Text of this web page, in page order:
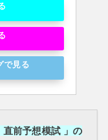
で見る
前予想模試 」の